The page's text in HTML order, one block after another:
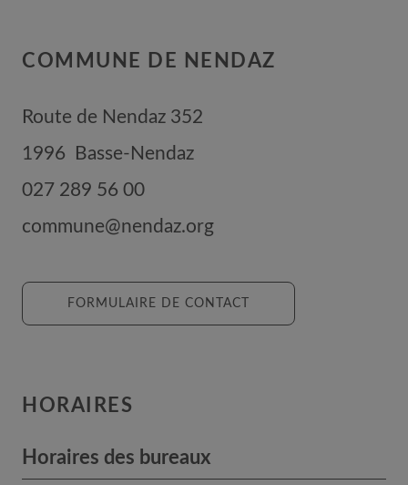
COMMUNE DE NENDAZ
Route de Nendaz 352
1996
Basse-Nendaz
027 289 56 00
commune@nendaz.org
FORMULAIRE DE CONTACT
HORAIRES
Horaires des bureaux